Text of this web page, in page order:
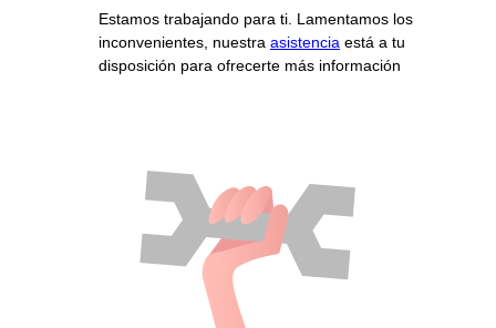
Estamos trabajando para ti. Lamentamos los
inconvenientes, nuestra asistencia está a tu
disposición para ofrecerte más información